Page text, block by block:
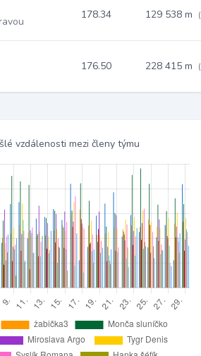
178.34 129 538 m
176.50 228 415 m
vzdálenosti mezi členy týmu